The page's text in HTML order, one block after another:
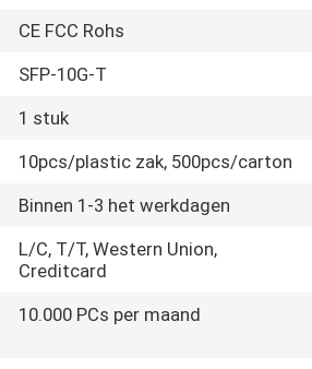
CE FCC Rohs
SFP-10G-T
1 stuk
10pcs/plastic zak, 500pcs/carton
Binnen 1-3 het werkdagen
L/C, T/T, Western Union,
Creditcard
10.000 PCs per maand